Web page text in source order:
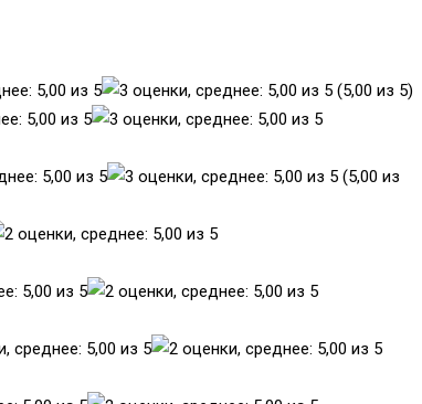
(5,00 из 5)
(5,00 из